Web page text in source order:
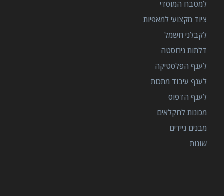
למטבח המוסדי
ציוד מקצועי למאפיות
לקבלני חשמל
דלתות נירוסטה
לענף הפלסטיקה
לענף עיבוד מתכות
לענף הדפוס
מכונות לחקלאים
מבנים ניידים
שונות